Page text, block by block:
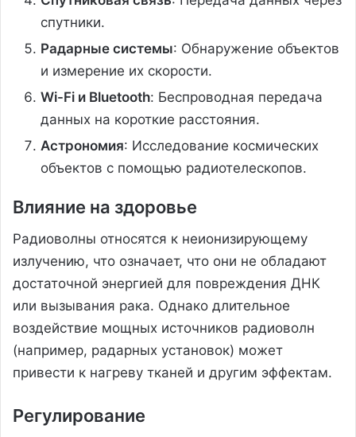
спутники.
Радарные системы: Обнаружение объектов
и измерение их скорости.
Wi-Fi и Bluetooth: Беспроводная передача
данных на короткие расстояния.
Астрономия: Исследование космических
объектов с помощью радиотелескопов.
Влияние на здоровье
Радиоволны относятся к неионизирующему
излучению, что означает, что они не обладают
достаточной энергией для повреждения ДНК
или вызывания рака. Однако длительное
воздействие мощных источников радиоволн
(например, радарных установок) может
привести к нагреву тканей и другим эффектам.
Регулирование